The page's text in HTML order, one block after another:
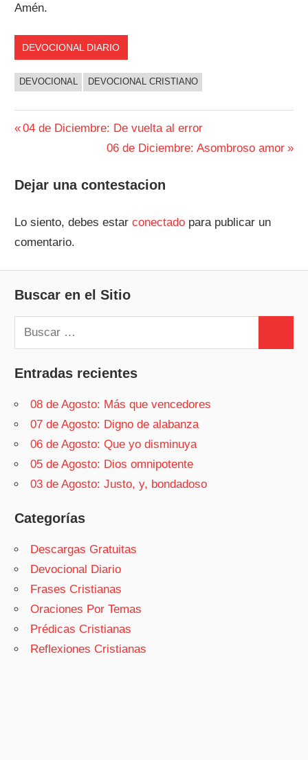
Amén.
DEVOCIONAL DIARIO
DEVOCIONAL DEVOCIONAL CRISTIANO
Navegación
entradas
Entrada
04 de Diciembre: De vuelta al error
Siguiente
06 de Diciembre: Asombroso amor
Dejar una contestacion
Lo siento, debes estarconectado para publicar un
comentario.
Buscar en el Sitio
Buscar:
Entradas recientes
08 de Agosto: Más que vencedores
07 de Agosto: Digno de alabanza
06 de Agosto: Que yo disminuya
05 de Agosto: Dios omnipotente
03 de Agosto: Justo, y, bondadoso
Categorías
Descargas Gratuitas
Devocional Diario
Frases Cristianas
Oraciones Por Temas
Prédicas Cristianas
Reflexiones Cristianas